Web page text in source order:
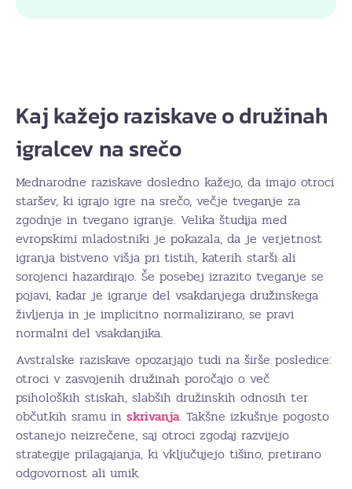
Kaj kažejo raziskave o družinah
igralcev na srečo
Mednarodne raziskave dosledno kažejo, da imajo otroci
staršev, ki igrajo igre na srečo, večje tveganje za
zgodnje in tvegano igranje. Velika študija med
evropskimi mladostniki je pokazala, da je verjetnost
igranja bistveno višja pri tistih, katerih starši ali
sorojenci hazardirajo. Še posebej izrazito tveganje se
pojavi, kadar je igranje del vsakdanjega družinskega
življenja in je implicitno normalizirano, se pravi
normalni del vsakdanjika.
Avstralske raziskave opozarjajo tudi na širše posledice:
otroci v zasvojenih družinah poročajo o več
psiholoških stiskah, slabših družinskih odnosih ter
občutkih sramu in skrivanja. Takšne izkušnje pogosto
ostanejo neizrečene, saj otroci zgodaj razvijejo
strategije prilagajanja, ki vključujejo tišino, pretirano
odgovornost ali umik.